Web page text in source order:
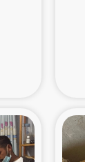
の市民との共生
宅被災者支援